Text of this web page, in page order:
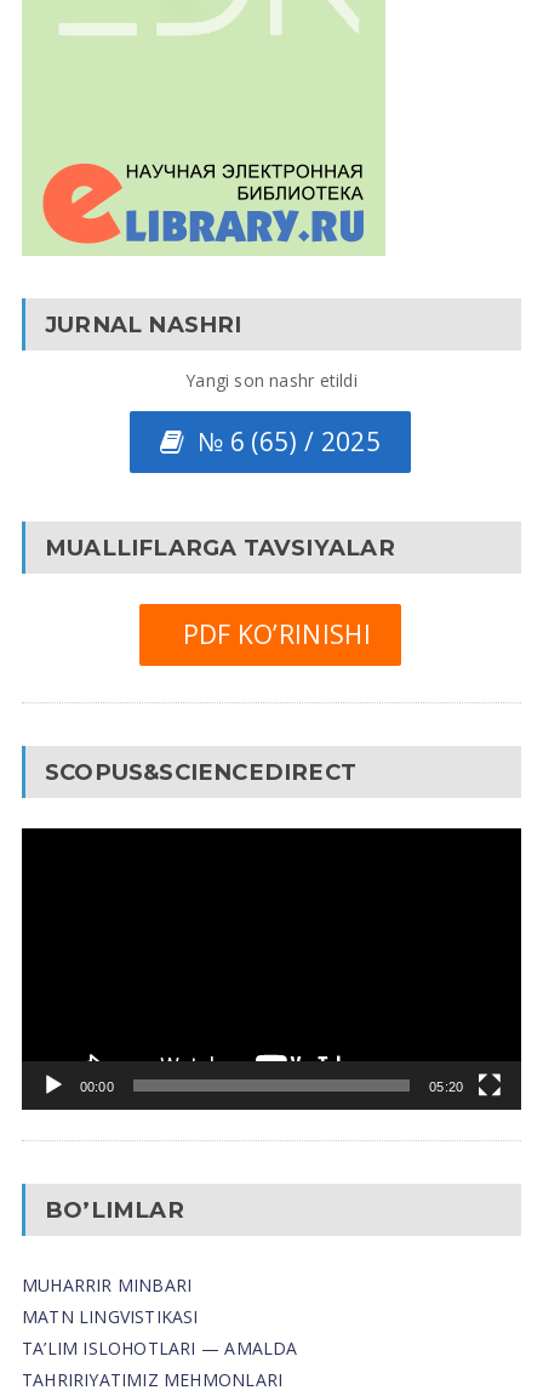
JURNAL NASHRI
Yangi son nashr etildi
№ 6 (65) / 2025
MUALLIFLARGA TAVSIYALAR
PDF KO’RINISHI
SCOPUS&SCIENCEDIRECT
00:00 05:20
BO’LIMLAR
MUHARRIR MINBARI
MATN LINGVISTIKASI
TA’LIM ISLOHOTLARI — AMALDA
TAHRIRIYATIMIZ MEHMONLARI